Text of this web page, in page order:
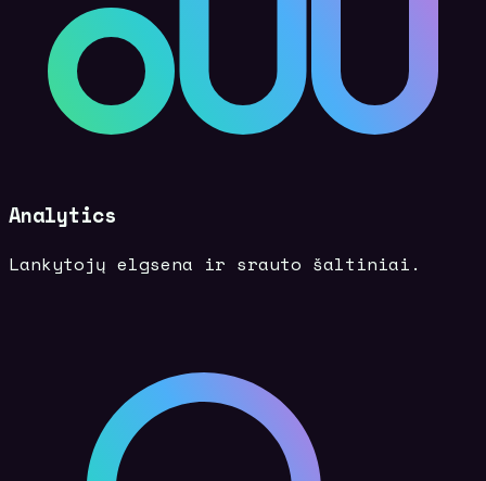
Analytics
Lankytojų elgsena ir srauto šaltiniai.